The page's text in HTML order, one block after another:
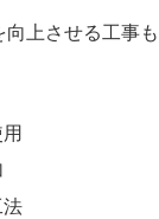
向上させる工事
法